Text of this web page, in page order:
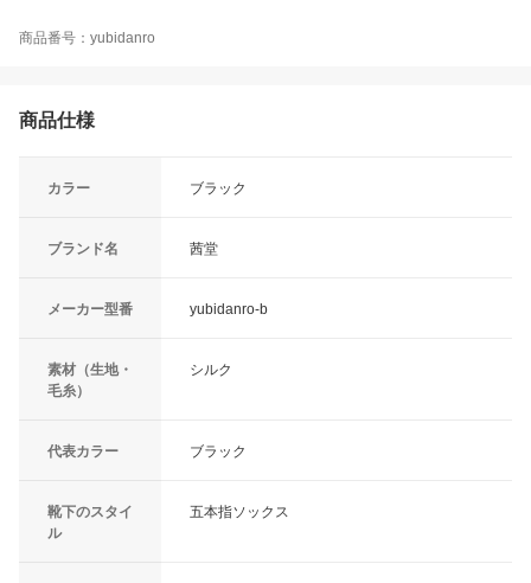
商品番号：yubidanro
商品仕様
カラー ブラック
ブランド名 茜堂
メーカー型番 yubidanro-b
素材（生地・
毛糸）
シルク
代表カラー ブラック
靴下のスタイ
ル
五本指ソックス